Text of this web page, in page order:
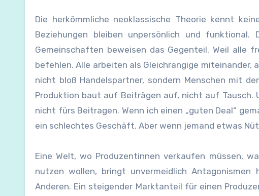
Die herkömmliche neoklassische Theorie kennt
Beziehungen bleiben unpersönlich und
Gemeinschaften beweisen das Gegenteil. Weil alle
befehlen. Alle arbeiten als Gleichrangige miteinander,
nicht bloß Handelspartner, sondern Menschen mit
Produktion baut auf Beiträgen auf, nicht auf Tausch.
nicht fürs Beitragen. Wenn ich einen „guten Deal“
ein schlechtes Geschäft. Aber wenn jemand etwas
Eine Welt, wo Produzentinnen verkaufen müssen,
nutzen wollen, bringt unvermeidlich Antagonismen
Anderen. Ein steigender Marktanteil für einen